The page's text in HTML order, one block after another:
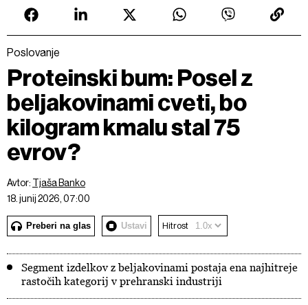
Poslovanje
Proteinski bum: Posel z
beljakovinami cveti, bo
kilogram kmalu stal 75
evrov?
Avtor: Tjaša Banko
18. junij 2026, 07:00
Preberi na glas Ustavi Hitrost
Segment izdelkov z beljakovinami postaja ena najhitreje
rastočih kategorij v prehranski industriji